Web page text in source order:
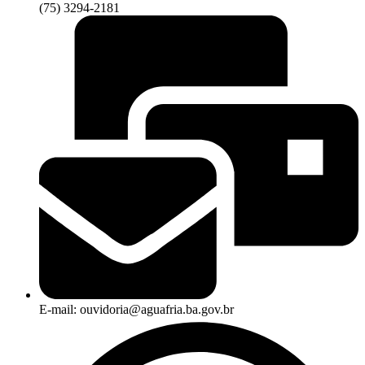
(75) 3294-2181
E-mail: ouvidoria@aguafria.ba.gov.br